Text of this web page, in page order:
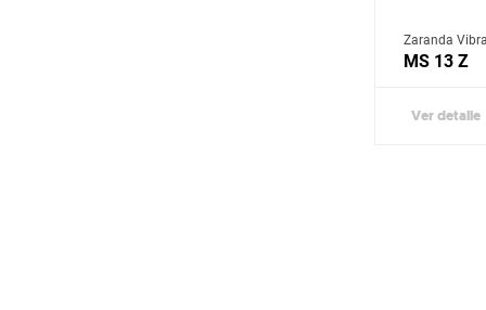
Zaranda
MS 13 Z
Ver detalle